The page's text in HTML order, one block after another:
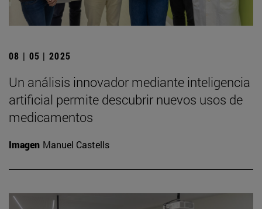
08 | 05 | 2025
Un análisis innovador mediante inteligencia
artificial permite descubrir nuevos usos de
medicamentos
Imagen Manuel Castells